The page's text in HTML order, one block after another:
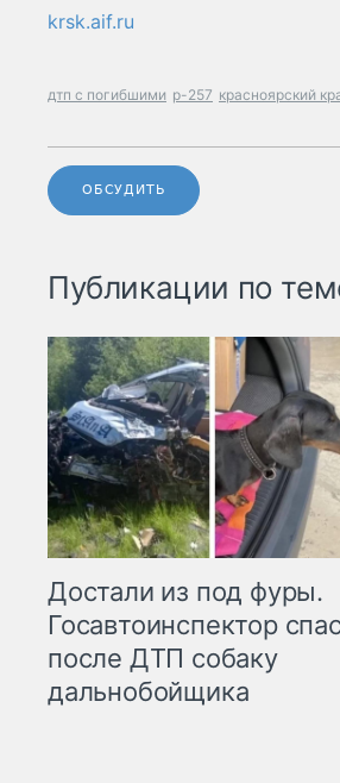
krsk.aif.ru
дтп с погибшими р-257 красноярский
ОБСУДИТЬ
Публикации по
Достали из под фуры.
Госавтоинспектор спас
после ДТП собаку
дальнобойщика